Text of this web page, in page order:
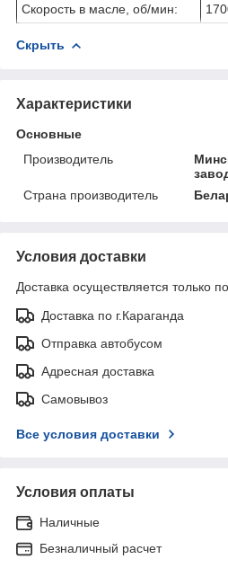
Скорость в масле, об/мин:
Скрыть
Характеристики
Основные
Производитель
Страна производитель
Условия доставки
Доставка осуществляется только
Доставка по г.Караганда
Отправка автобусом
Адресная доставка
Самовывоз
Все условия доставки
Условия оплаты
Наличные
Безналичный расчет